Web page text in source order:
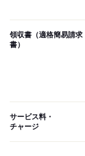
領収書（適格簡易請求
書）
サービス料・
チャージ